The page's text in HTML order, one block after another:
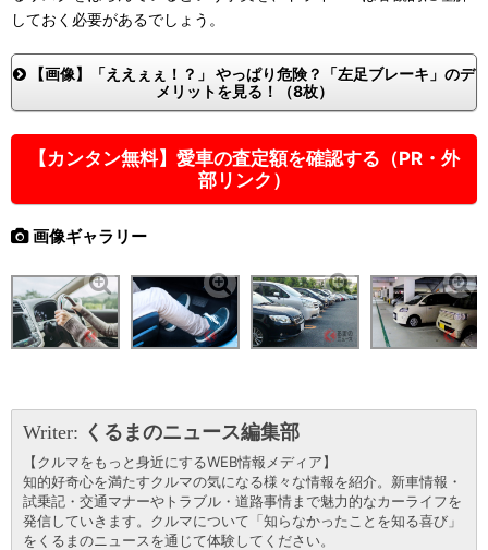
しておく必要があるでしょう。
【画像】「ええぇぇ！？」 やっぱり危険？「左足ブレーキ」のデ
メリットを見る！（8枚）
【カンタン無料】愛車の査定額を確認する（PR・外
部リンク）
画像ギャラリー
Writer: くるまのニュース編集部
【クルマをもっと身近にするWEB情報メディア】
知的好奇心を満たすクルマの気になる様々な情報を紹介。新車情報・
試乗記・交通マナーやトラブル・道路事情まで魅力的なカーライフを
発信していきます。クルマについて「知らなかったことを知る喜び」
をくるまのニュースを通じて体験してください。